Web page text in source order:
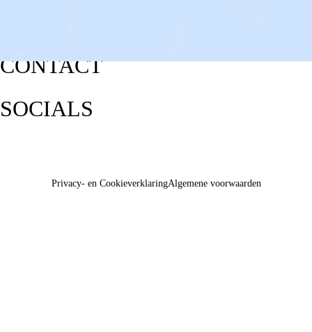
CONTACT
SOCIALS
Privacy- en CookieverklaringAlgemene voorwaarden